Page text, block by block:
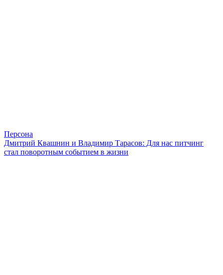
Персона
Дмитрий Квашнин и Владимир Тарасов: Для нас питчинг
стал поворотным событием в жизни